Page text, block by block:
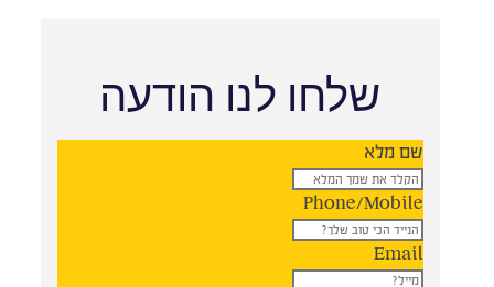
שלחו לנו הודעה
שם מלא
Phone/Mobile
Email